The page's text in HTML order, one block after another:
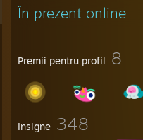
În prezent online
Premii pentru profil 8
Insigne 348